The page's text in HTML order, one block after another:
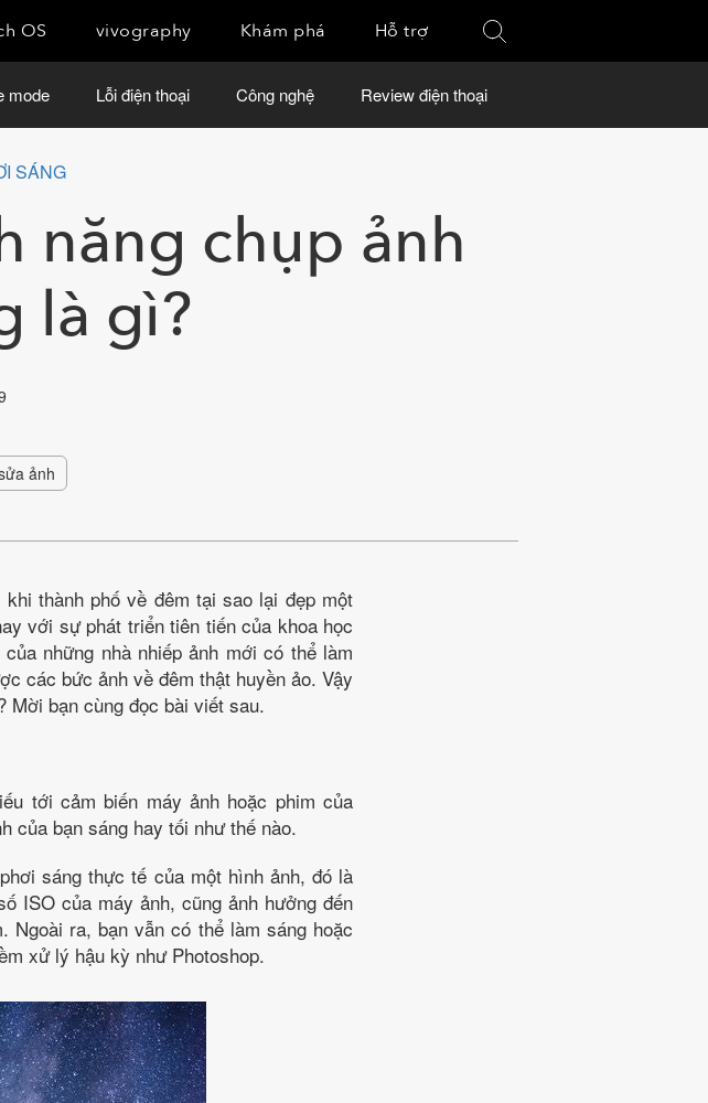
OS vivography Khám phá Hỗ trợ
mode Lỗi điện thoại Công nghệ Review điện thoại
SÁNG
năng chụp ảnh
là gì?
ảnh
thành phố về đêm tại sao lại đẹp một
với sự phát triển tiên tiến của khoa học
những nhà nhiếp ảnh mới có thể làm
các bức ảnh về đêm thật huyền ảo. Vậy
Mời bạn cùng đọc bài viết sau.
tới cảm biến máy ảnh hoặc phim của
của bạn sáng hay tối như thế nào.
sáng thực tế của một hình ảnh, đó là
ISO của máy ảnh, cũng ảnh hưởng đến
Ngoài ra, bạn vẫn có thể làm sáng hoặc
xử lý hậu kỳ như Photoshop.